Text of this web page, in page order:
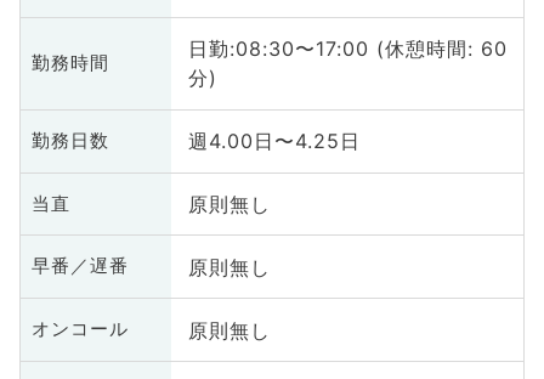
勤務時間
日勤:08:30〜17:00 (休憩時間: 60
分)
勤務日数 週4.00日〜4.25日
当直 原則無し
早番／遅番 原則無し
オンコール 原則無し